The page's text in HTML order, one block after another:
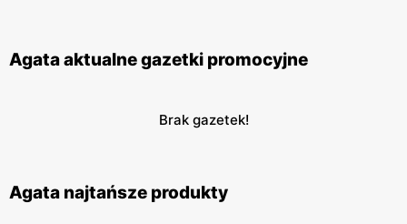
Agata aktualne gazetki promocyjne
Brak gazetek!
Agata najtańsze produkty